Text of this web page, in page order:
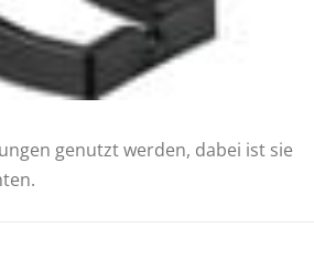
genutzt werden, dabei ist sie